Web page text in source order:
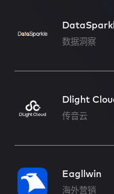
数据洞察
Dlight
传音云
Eagllwin
海外营销